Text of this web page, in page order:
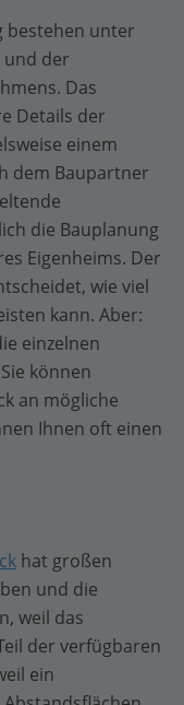
bestehen unter
der
Das
Details der
einem
dem Baupartner
die Bauplanung
Eigenheims. Der
wie viel
kann. Aber:
einzelnen
können
an mögliche
Ihnen oft einen
hat großen
und die
weil das
der verfügbaren
ein